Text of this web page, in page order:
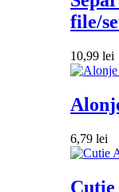
file/
10,99 lei
6,79 lei